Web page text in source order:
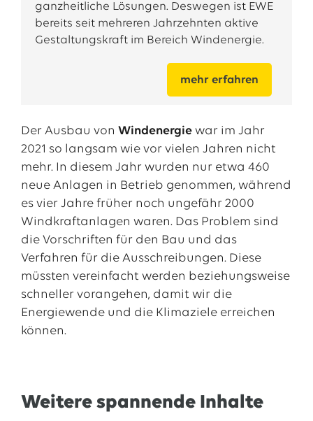
ganzheitliche Lösungen. Deswegen ist EWE
bereits seit mehreren Jahrzehnten aktive
Gestaltungskraft im Bereich Windenergie.
mehr erfahren
Der Ausbau von Windenergie war im Jahr
2021 so langsam wie vor vielen Jahren nicht
mehr. In diesem Jahr wurden nur etwa 460
neue Anlagen in Betrieb genommen, während
es vier Jahre früher noch ungefähr 2000
Windkraftanlagen waren. Das Problem sind
die Vorschriften für den Bau und das
Verfahren für die Ausschreibungen. Diese
müssten vereinfacht werden beziehungsweise
schneller vorangehen, damit wir die
Energiewende und die Klimaziele erreichen
können.
Weitere spannende Inhalte